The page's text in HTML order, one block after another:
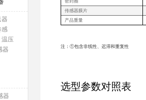
密封圈
传感器膜片
产品重量
注：①包含非线性、迟滞和重复性
选型参数对照表
器
感
温压
器
器